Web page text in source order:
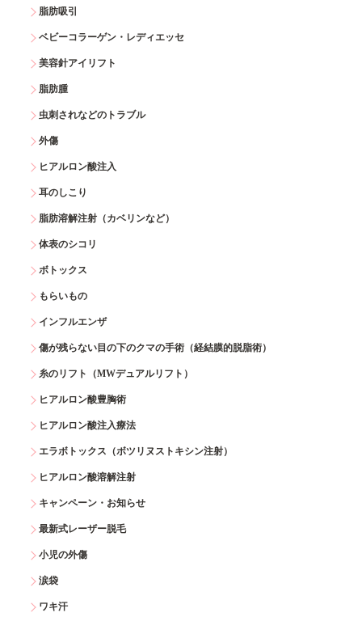
脂肪吸引
ベビーコラーゲン・レディエッセ
美容針アイリフト
脂肪腫
虫刺されなどのトラブル
外傷
ヒアルロン酸注入
耳のしこり
脂肪溶解注射（カベリンなど）
体表のシコリ
ボトックス
もらいもの
インフルエンザ
傷が残らない目の下のクマの手術（経結膜的脱脂術）
糸のリフト（MWデュアルリフト）
ヒアルロン酸豊胸術
ヒアルロン酸注入療法
エラボトックス（ボツリヌストキシン注射）
ヒアルロン酸溶解注射
キャンペーン・お知らせ
最新式レーザー脱毛
小児の外傷
涙袋
ワキ汗